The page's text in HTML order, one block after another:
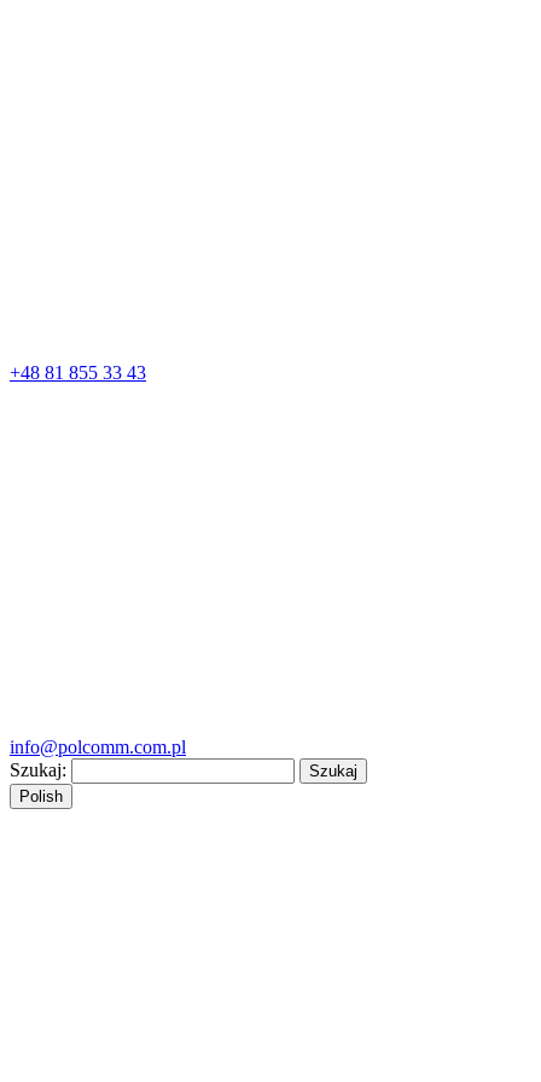
+48 81 855 33 43
info@polcomm.com.pl
Szukaj:
Polish